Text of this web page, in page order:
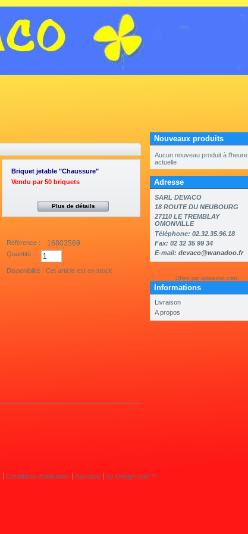
Briquet jetable "Chaussure"
Vendu par 50 briquets
Plus de détails
Référence : 16803569
Quantité :
Disponibilité : Cet article est en stock
Nouveaux produits
Aucun nouveau produit à l'heure
actuelle
Adresse
SARL DEVACO
18 ROUTE DU NEUBOURG
27110 LE TREMBLAY
OMONVILLE
Téléphone: 02.32.35.96.18
Fax: 02 32 35 99 34
E-mail: devaco@wanadoo.fr
Offert par aideaunet.com
Informations
Livraison
A propos
Conditions d'utilisation A propos by Design-Site™